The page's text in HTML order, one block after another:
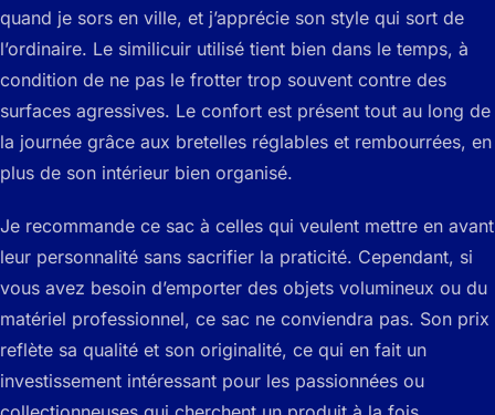
quand je sors en ville, et j’apprécie son style qui sort de
l’ordinaire. Le similicuir utilisé tient bien dans le temps, à
condition de ne pas le frotter trop souvent contre des
surfaces agressives. Le confort est présent tout au long de
la journée grâce aux bretelles réglables et rembourrées, en
plus de son intérieur bien organisé.
Je recommande ce sac à celles qui veulent mettre en avant
leur personnalité sans sacrifier la praticité. Cependant, si
vous avez besoin d’emporter des objets volumineux ou du
matériel professionnel, ce sac ne conviendra pas. Son prix
reflète sa qualité et son originalité, ce qui en fait un
investissement intéressant pour les passionnées ou